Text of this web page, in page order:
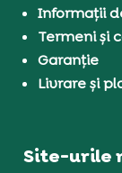
Informații
Termeni și
Garanție
Livrare și
Site-urile